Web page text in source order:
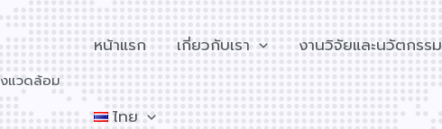
แวดล้อม
หน้าแรก เกี่ยวกับเรา งานวิจัยและนวัตกรรม
ไทย